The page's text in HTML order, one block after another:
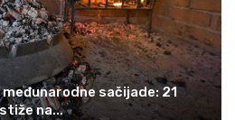
sačijade: 21
na...